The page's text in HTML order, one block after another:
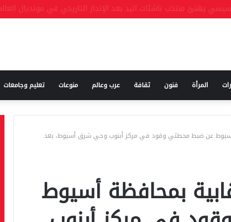
المرأة فنون ثقافة عرب وعالم منوعات تعليم وجامعات
أسيوط عن ضبط محطتَي وقود في مركز أبنوب وحي شرق أسيوط، بعد
بمحافظة أسيوط